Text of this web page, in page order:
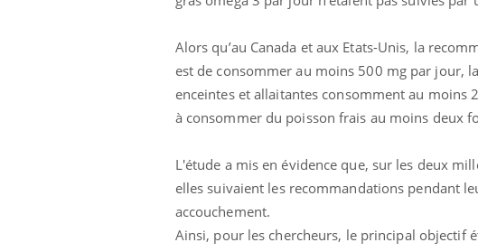
Alors qu’au Canada et aux Etats-Unis, la
est de consommer au moins 500 mg par jour,
enceintes et allaitantes consomment au moins
à consommer du poisson frais au moins deux
L'étude a mis en évidence que, sur les deux
elles suivaient les recommandations pendant
accouchement.
Ainsi, pour les chercheurs, le principal objectif